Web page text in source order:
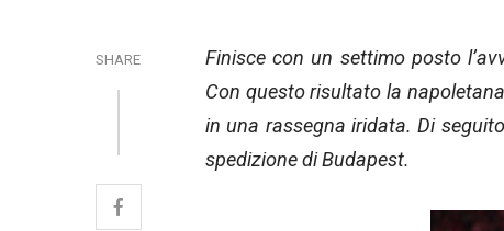
SHARE
Finisce con un settimo posto
Con questo risultato la
in una rassegna iridata. Di
spedizione di Budapest.